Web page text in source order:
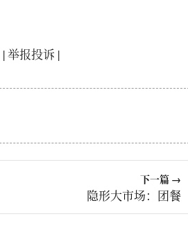
|举报投诉 |
下一篇 →
隐形大市场：团餐